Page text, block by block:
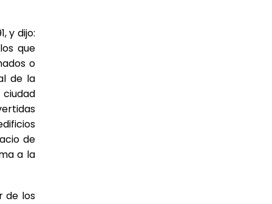
y dijo:
que
o
de la
de
a la
de los